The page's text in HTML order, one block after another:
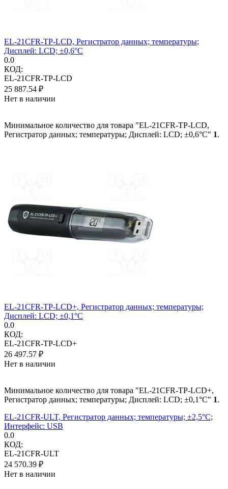
EL-21CFR-TP-LCD, Регистратор данных; температуры;
Дисплей: LCD; ±0,6°C
0.0
КОД:
EL-21CFR-TP-LCD
25 887.54 ₽
Нет в наличии
Минимальное количество для товара "EL-21CFR-TP-LCD,
Регистратор данных; температуры; Дисплей: LCD; ±0,6°C" 1.
EL-21CFR-TP-LCD+, Регистратор данных; температуры;
Дисплей: LCD; ±0,1°C
0.0
КОД:
EL-21CFR-TP-LCD+
26 497.57 ₽
Нет в наличии
Минимальное количество для товара "EL-21CFR-TP-LCD+,
Регистратор данных; температуры; Дисплей: LCD; ±0,1°C" 1.
EL-21CFR-ULT, Регистратор данных; температуры; ±2,5°C;
Интерфейс: USB
0.0
КОД:
EL-21CFR-ULT
24 570.39 ₽
Нет в наличии